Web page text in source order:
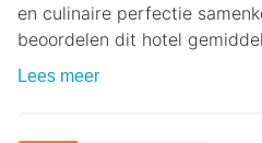
en culinaire perfectie
beoordelen dit hotel
Lees meer